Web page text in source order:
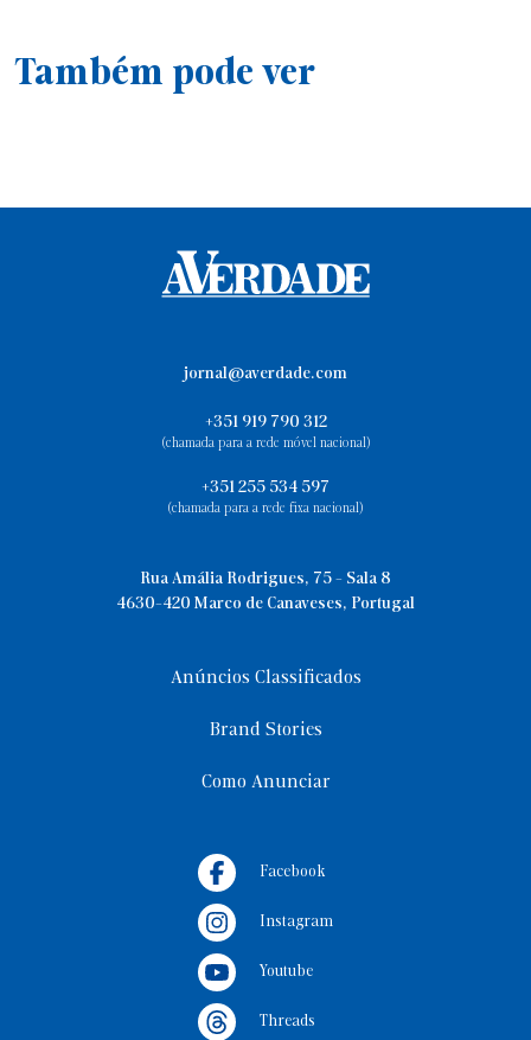
Também pode ver
jornal@averdade.com
+351 919 790 312
(chamada para a rede móvel nacional)
+351 255 534 597
(chamada para a rede fixa nacional)
Rua Amália Rodrigues, 75 - Sala 8
4630-420 Marco de Canaveses, Portugal
Anúncios Classificados
Brand Stories
Como Anunciar
Facebook
Instagram
Youtube
Threads